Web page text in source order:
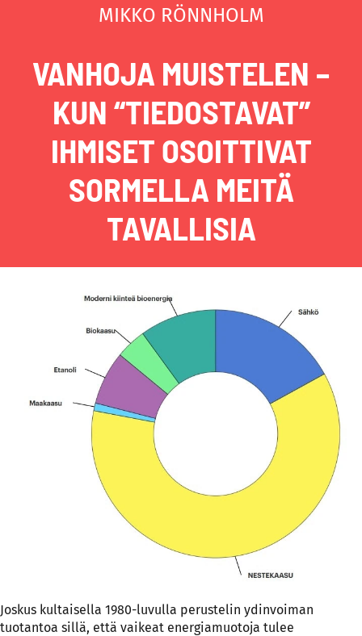
MIKKO RÖNNHOLM
VANHOJA MUISTELEN –
KUN “TIEDOSTAVAT”
IHMISET OSOITTIVAT
SORMELLA MEITÄ
TAVALLISIA
Joskus kultaisella 1980-luvulla perustelin ydinvoiman
tuotantoa sillä, että vaikeat energiamuotoja tulee